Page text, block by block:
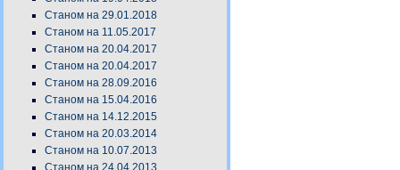
Станом на 29.01.2018
Станом на 11.05.2017
Станом на 20.04.2017
Станом на 20.04.2017
Станом на 28.09.2016
Станом на 15.04.2016
Станом на 14.12.2015
Станом на 20.03.2014
Станом на 10.07.2013
Станом на 24.04.2013